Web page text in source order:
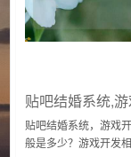
贴吧结婚系统，游戏
般是多少？游戏开发